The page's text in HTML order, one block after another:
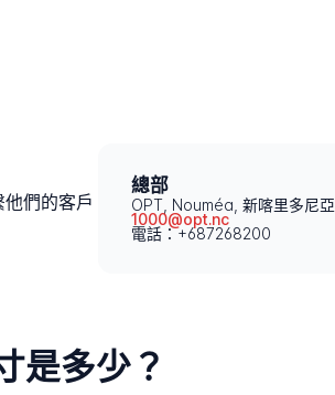
們的客戶
總部
OPT, Nouméa, 新喀里多尼亞
1000@opt.nc
電話：+687268200
是多少？